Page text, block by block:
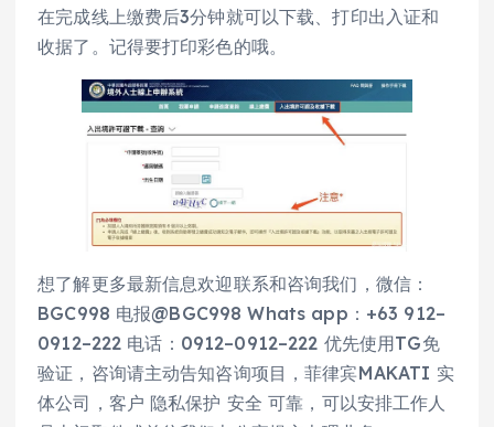
在完成线上缴费后3分钟就可以下载、打印出入证和
收据了。记得要打印彩色的哦。
想了解更多最新信息欢迎联系和咨询我们，微信：
BGC998 电报@BGC998 Whats app：+63 912–
0912–222 电话：0912–0912–222 优先使用TG免
验证，咨询请主动告知咨询项目，菲律宾MAKATI 实
体公司，客户 隐私保护 安全 可靠，可以安排工作人